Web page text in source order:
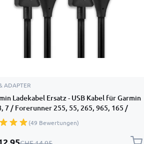
ADAPTER
Ladekabel Ersatz - USB Kabel für Garmin
7 / Forerunner 255, 55, 265, 965, 165 /
5 / Venu 3, 3S, 2 / Enduro 3 Uhr / Fitness
/ Smartwatch - 1m 1A PVC Datenkabel
(49 Bewertungen)